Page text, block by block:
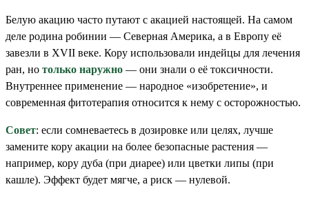
Белую акацию часто путают с акацией настоящей. На самом
деле родина робинии — Северная Америка, а в Европу её
завезли в XVII веке. Кору использовали индейцы для лечения
ран, но только наружно — они знали о её токсичности.
Внутреннее применение — народное «изобретение», и
современная фитотерапия относится к нему с осторожностью.
Совет: если сомневаетесь в дозировке или целях, лучше
замените кору акации на более безопасные растения —
например, кору дуба (при диарее) или цветки липы (при
кашле). Эффект будет мягче, а риск — нулевой.